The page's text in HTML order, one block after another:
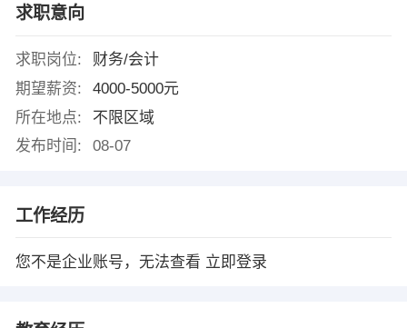
求职意向
求职岗位:
财务/会计
期望薪资:
4000-5000元
所在地点:
不限区域
发布时间:
08-07
工作经历
您不是企业账号，无法查看 立即登录